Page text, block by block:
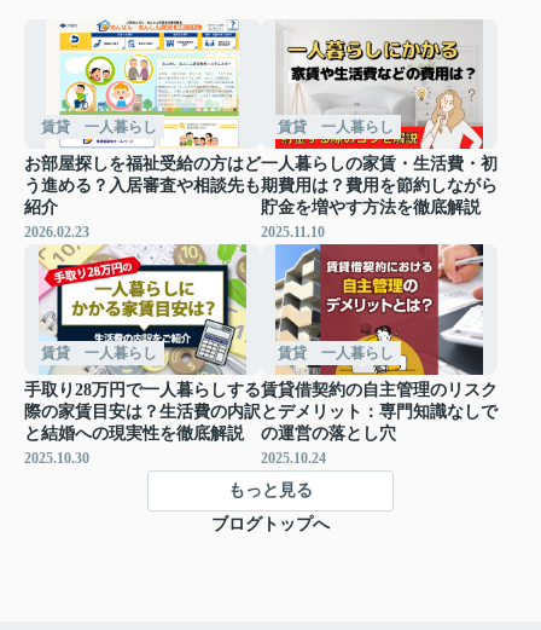
賃貸 一人暮らし
お部屋探しを福祉受給の方はど
う進める？入居審査や相談先も
紹介
2026.02.23
賃貸 一人暮らし
一人暮らしの家賃・生活費・初
期費用は？費用を節約しながら
貯金を増やす方法を徹底解説
2025.11.10
賃貸 一人暮らし
手取り28万円で一人暮らしする
際の家賃目安は？生活費の内訳
と結婚への現実性を徹底解説
2025.10.30
賃貸 一人暮らし
賃貸借契約の自主管理のリスク
とデメリット：専門知識なしで
の運営の落とし穴
2025.10.24
もっと見る
ブログトップへ